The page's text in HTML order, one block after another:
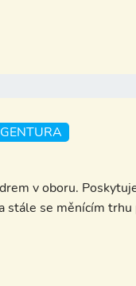
v oboru.
se měnícím trhu